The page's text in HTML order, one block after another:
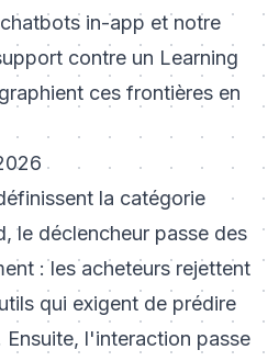
in-app et notre
contre un Learning
ces frontières en
la catégorie
le déclencheur passe des
: les acheteurs rejettent
qui exigent de prédire
l'interaction passe